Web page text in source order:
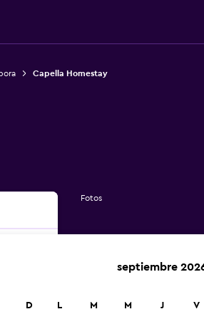
Capella Homestay
Fotos
D
septiembre
L M M J V